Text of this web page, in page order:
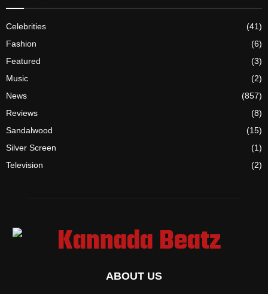
Celebrities
(41)
Fashion
(6)
Featured
(3)
Music
(2)
News
(857)
Reviews
(8)
Sandalwood
(15)
Silver Screen
(1)
Television
(2)
ABOUT US